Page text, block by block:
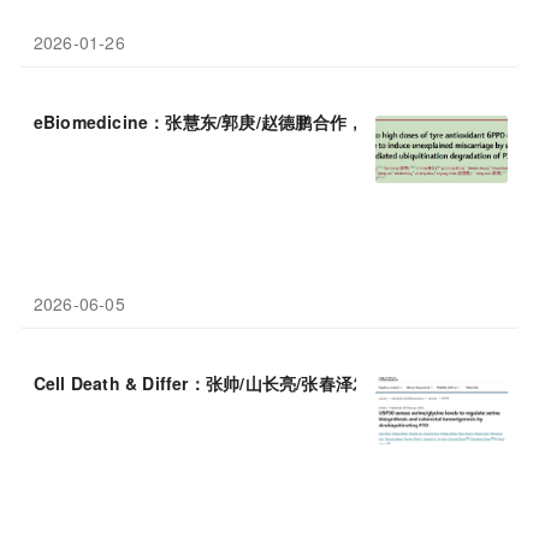
2026-01-26
eBiomedicine：张慧东/郭庚/赵德鹏合作，轮胎抗氧化物6PPD暴
2026-06-05
Cell Death & Differ：张帅/山长亮/张春泽发现肿瘤“代谢-表观”对